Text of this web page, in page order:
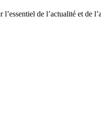
de l’actualité et de